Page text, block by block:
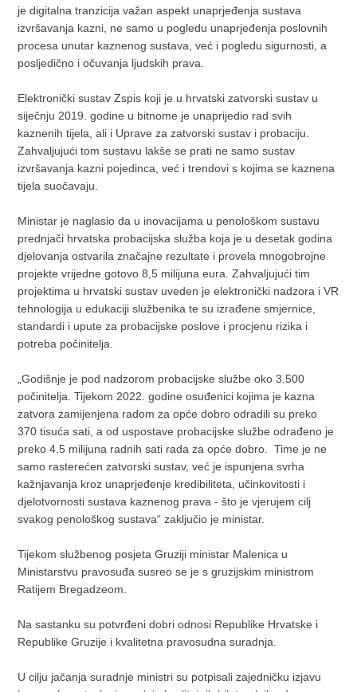
je digitalna tranzicija važan aspekt unaprjeđenja sustava
izvršavanja kazni, ne samo u pogledu unaprjeđenja poslovnih
procesa unutar kaznenog sustava, već i pogledu sigurnosti, a
posljedično i očuvanja ljudskih prava.
Elektronički sustav Zspis koji je u hrvatski zatvorski sustav u
siječnju 2019. godine u bitnome je unaprijedio rad svih
kaznenih tijela, ali i Uprave za zatvorski sustav i probaciju.
Zahvaljujući tom sustavu lakše se prati ne samo sustav
izvršavanja kazni pojedinca, već i trendovi s kojima se kaznena
tijela suočavaju.
Ministar je naglasio da u inovacijama u penološkom sustavu
prednjači hrvatska probacijska služba koja je u desetak godina
djelovanja ostvarila značajne rezultate i provela mnogobrojne
projekte vrijedne gotovo 8,5 milijuna eura. Zahvaljujući tim
projektima u hrvatski sustav uveden je elektronički nadzora i VR
tehnologija u edukaciji službenika te su izrađene smjernice,
standardi i upute za probacijske poslove i procjenu rizika i
potreba počinitelja.
„Godišnje je pod nadzorom probacijske službe oko 3.500
počinitelja. Tijekom 2022. godine osuđenici kojima je kazna
zatvora zamijenjena radom za opće dobro odradili su preko
370 tisuća sati, a od uspostave probacijske službe odrađeno je
preko 4,5 milijuna radnih sati rada za opće dobro. Time je ne
samo rasterećen zatvorski sustav, već je ispunjena svrha
kažnjavanja kroz unaprjeđenje kredibiliteta, učinkovitosti i
djelotvornosti sustava kaznenog prava - što je vjerujem cilj
svakog penološkog sustava“ zaključio je ministar.
Tijekom službenog posjeta Gruziji ministar Malenica u
Ministarstvu pravosuđa susreo se je s gruzijskim ministrom
Ratijem Bregadzeom.
Na sastanku su potvrđeni dobri odnosi Republike Hrvatske i
Republike Gruzije i kvalitetna pravosudna suradnja.
U cilju jačanja suradnje ministri su potpisali zajedničku izjavu